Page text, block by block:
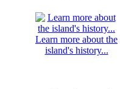
Learn more about the
island's history...